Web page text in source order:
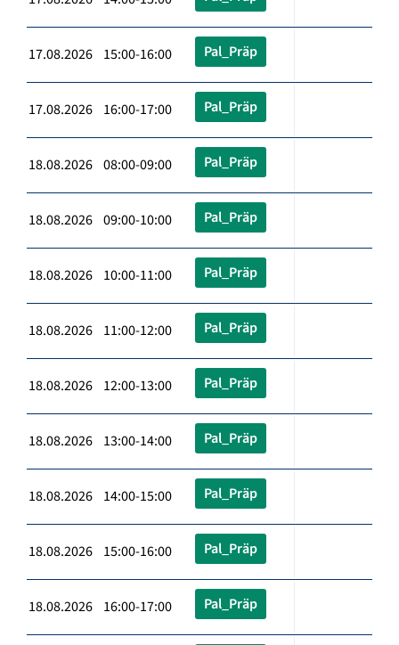
17.08.2026 15:00-16:00 Pal_Präp
17.08.2026 16:00-17:00 Pal_Präp
18.08.2026 08:00-09:00 Pal_Präp
18.08.2026 09:00-10:00 Pal_Präp
18.08.2026 10:00-11:00 Pal_Präp
18.08.2026 11:00-12:00 Pal_Präp
18.08.2026 12:00-13:00 Pal_Präp
18.08.2026 13:00-14:00 Pal_Präp
18.08.2026 14:00-15:00 Pal_Präp
18.08.2026 15:00-16:00 Pal_Präp
18.08.2026 16:00-17:00 Pal_Präp